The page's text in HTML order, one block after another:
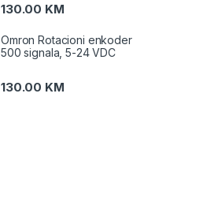
130.00 KM
Omron Rotacioni enkoder
500 signala, 5-24 VDC
130.00 KM